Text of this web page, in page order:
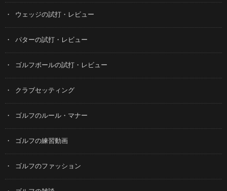
ウェッジの試打・レビュー
パターの試打・レビュー
ゴルフボールの試打・レビュー
クラブセッティング
ゴルフのルール・マナー
ゴルフの練習動画
ゴルフのファッション